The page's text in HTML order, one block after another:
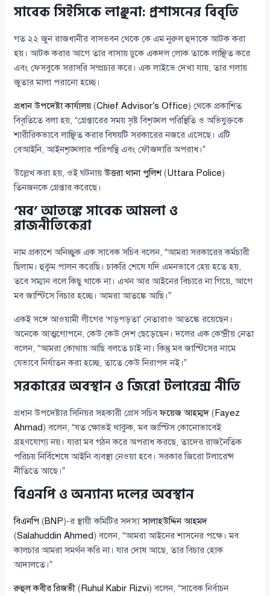
সাবেক সিইসিকে লাঞ্ছনা: প্রশাসনের বিবৃতি
গত ২২ জুন রাজধানীর বাসভবন থেকে কে এম নুরুল হুদাকে আটক করা
হয়। আটক করার আগে তার বাসায় ঢুকে একদল লোক তাকে লাঞ্ছিত করে
এবং ফেসবুকে সরাসরি সম্প্রচার করে। এক লাইভে দেখা যায়, তার গলায়
জুতার মালা পরানো হচ্ছে।
প্রধান উপদেষ্টা কার্যালয় (Chief Advisor’s Office) থেকে প্রকাশিত
বিবৃতিতে বলা হয়, “গ্রেপ্তারের সময় সৃষ্ট বিশৃঙ্খল পরিস্থিতি ও অভিযুক্তকে
শারীরিকভাবে লাঞ্ছিত করার বিষয়টি সরকারের নজরে এসেছে। এটি
বেআইনি, আইনশৃঙ্খলার পরিপন্থি এবং ফৌজদারি অপরাধ।”
উল্লেখ করা হয়, ওই ঘটনায়উত্তরা থানা পুলিশ(Uttara Police)
তিনজনকে গ্রেপ্তার করেছে।
‘মব’ আতঙ্কে সাবেক আমলা ও
রাজনীতিকেরা
নাম প্রকাশে অনিচ্ছুক এক সাবেক সচিব বলেন, “আমরা সরকারের কর্মচারী
ছিলাম। হুকুম পালন করেছি। চাকরি শেষে যদি এমনভাবে হেয় হতে হয়,
তবে সম্মান বলে কিছু থাকে না। এখন আর আইনের বিচারে না গিয়ে, আগে
মব জাস্টিসে বিচার হচ্ছে। আমরা আতঙ্কে আছি।”
একই সঙ্গে আওয়ামী লীগের ‘গড়পড়তা’ নেতারাও আতঙ্কে রয়েছেন।
অনেকে আত্মগোপনে, কেউ কেউ দেশ ছেড়েছেন। দলের এক কেন্দ্রীয় নেতা
বলেন, “আমরা কোথায় আছি বলতে চাই না। কিন্তু মব জাস্টিসের নামে
যেভাবে নির্যাতন করা হচ্ছে, তাতে কেউ নিরাপদ নই।”
সরকারের অবস্থান ও জিরো টলারেন্স নীতি
প্রধান উপদেষ্টার সিনিয়র সহকারী প্রেস সচিবফয়েজ আহম্মদ (Fayez
Ahmad) বলেন, “যত ক্ষোভই থাকুক, মব জাস্টিস কোনোভাবেই
গ্রহণযোগ্য নয়। যারা মব গঠন করে অপরাধ করছে, তাদের রাজনৈতিক
পরিচয় নির্বিশেষে আইনি ব্যবস্থা নেওয়া হবে। সরকার জিরো টলারেন্স
নীতিতে আছে।”
বিএনপি ও অন্যান্য দলের অবস্থান
বিএনপি (BNP)-র স্থায়ী কমিটির সদস্যসালাহউদ্দিন আহমদ
(Salahuddin Ahmed) বলেন, “আমরা আইনের শাসনের পক্ষে। মব
কালচার আমরা সমর্থন করি না। যার দোষ আছে, তার বিচার হোক
আদালতে।”
রুহুল কবীর রিজভী (Ruhul Kabir Rizvi) বলেন, “সাবেক নির্বাচন